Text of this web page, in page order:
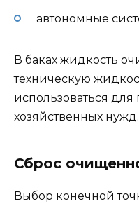
автономные
В баках жидкость
техническую
использоваться
хозяйственных нужд.
Сброс
Выбор конечной